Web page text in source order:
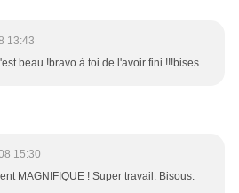
13:43
beau !bravo à toi de l'avoir fini !!!bises
15:30
MAGNIFIQUE ! Super travail. Bisous.